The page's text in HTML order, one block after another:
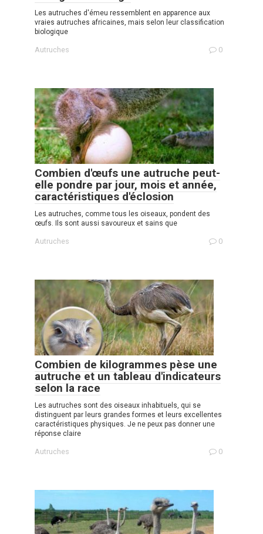
Les autruches d'émeu ressemblent en apparence aux
vraies autruches africaines, mais selon leur classification
biologique
Autruches 0
Combien d'œufs une autruche peut-
elle pondre par jour, mois et année,
caractéristiques d'éclosion
Les autruches, comme tous les oiseaux, pondent des
œufs. Ils sont aussi savoureux et sains que
Autruches 0
Combien de kilogrammes pèse une
autruche et un tableau d'indicateurs
selon la race
Les autruches sont des oiseaux inhabituels, qui se
distinguent par leurs grandes formes et leurs excellentes
caractéristiques physiques. Je ne peux pas donner une
réponse claire
Autruches 0